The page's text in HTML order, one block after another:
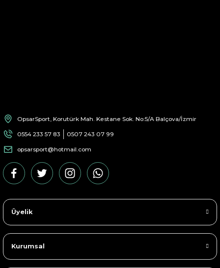
OpsarSport, Korutürk Mah. Kestane Sok. No:5/A Balçova/İzmir
0554 233 57 83 0507 243 07 99
opsarsport@hotmail.com
Üyelik
Kurumsal